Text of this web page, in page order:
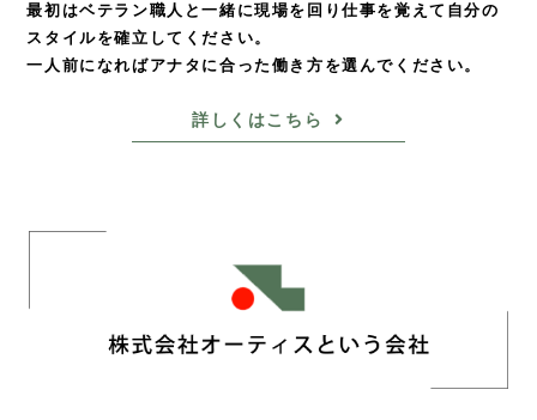
最初はベテラン職人と一緒に現場を回り仕事を覚えて 自分の
スタイルを確立してください。
一人前になればアナタに合った働き方を選んでください。
詳しくはこちら